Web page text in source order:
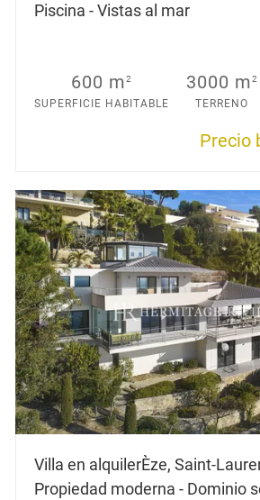
Piscina - Vistas al mar
600 m2
SUPERFICIE HABITABLE
3000 m2
TERRENO
Precio
Villa en alquilerÈze, Saint-
Propiedad moderna - Dominio